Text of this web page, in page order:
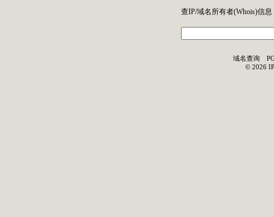
查IP/域名所有者(Whois)信息
域名查询
© 2026